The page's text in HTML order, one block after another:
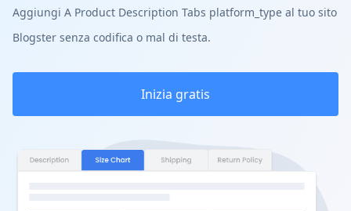
Aggiungi A Product Description Tabs platform_type al tuo sito
Blogster senza codifica o mal di testa.
Inizia gratis